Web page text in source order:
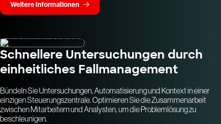
Weitere Informationen
Schnellere Untersuchungen durch
einheitliches Fallmanagement
Bündeln Sie Untersuchungen, Automatisierung und Kontext in einer
einzigen Steuerungszentrale. Optimieren Sie die Zusammenarbeit
zwischen Mitarbeitern und Analysten, um die Problemlösung zu
beschleunigen.